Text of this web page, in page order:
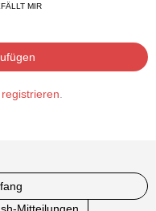
MIR
registrieren.